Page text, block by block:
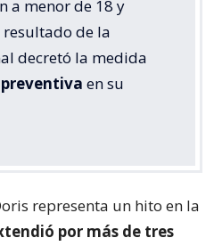
a menor de 18 y
resultado de la
decretó la medida
en su
representa un hito en la
por más de tres